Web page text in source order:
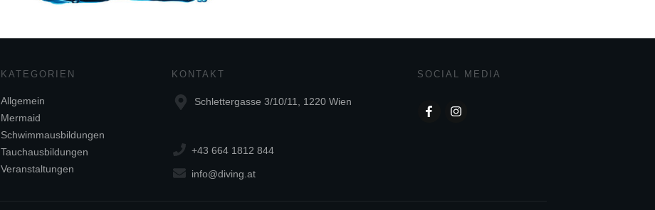
KATEGORIEN
Allgemein
Mermaid
Schwimmausbildungen
Tauchausbildungen
Veranstaltungen
KONTAKT
Schlettergasse 3/10/11, 1220 Wien
+43 664 1812 844
info@diving.at
SOCIAL MEDIA